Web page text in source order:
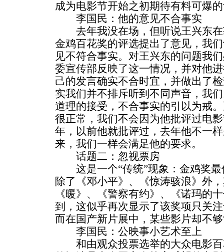
成为电影节开始之初期待有料可爆
李国民：他的意见不合事实
去年我没在场，但听说王兴东在
金鸡百花奖的评选提出了意见，我
见不符合事实。对王兴东的问题我
委宣传部反映了这一情况，并对他
己的发言确实不合时宜，并做出了
实我们并不排斥听到不同声音，我
道理的接受，不合事实的引以为戒
很正常，我们不会因为他批评过电
年，以前他就批评过，去年他不一
来，我们一样会满足他的要求。
话题二：忽视票房
这是一个“传统”现象：金鸡奖最
除了《邓小平》、《惊涛骇浪》外
《暖》、《警察有约》、《诺玛的
到，这似乎再次显示了该奖项只关
而在国产新片展中，某些影片却不够
李国民：公映事小艺术至上
和由观众投票选举的大众电影百